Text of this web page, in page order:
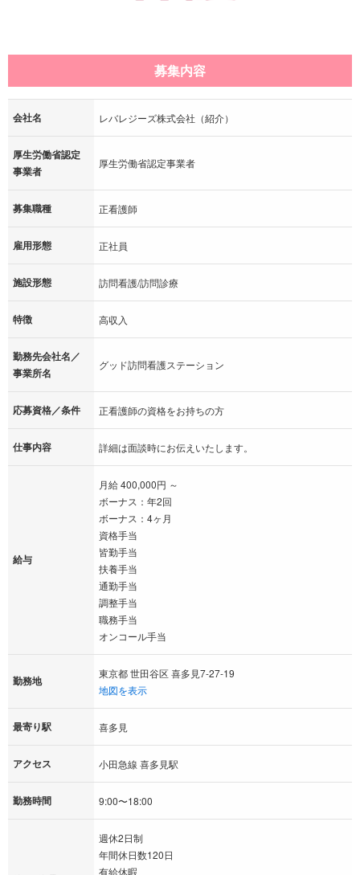
募集内容
会社名 レバレジーズ株式会社（紹介）
厚生労働省認定
事業者
厚生労働省認定事業者
募集職種 正看護師
雇用形態 正社員
施設形態 訪問看護/訪問診療
特徴 高収入
勤務先会社名／
事業所名
グッド訪問看護ステーション
応募資格／条件 正看護師の資格をお持ちの方
仕事内容 詳細は面談時にお伝えいたします。
給与
月給 400,000円 ～
ボーナス：年2回
ボーナス：4ヶ月
資格手当
皆勤手当
扶養手当
通勤手当
調整手当
職務手当
オンコール手当
勤務地
東京都 世田谷区 喜多見7-27-19
地図を表示
最寄り駅 喜多見
アクセス 小田急線 喜多見駅
勤務時間 9:00〜18:00
週休2日制
年間休日数120日
有給休暇